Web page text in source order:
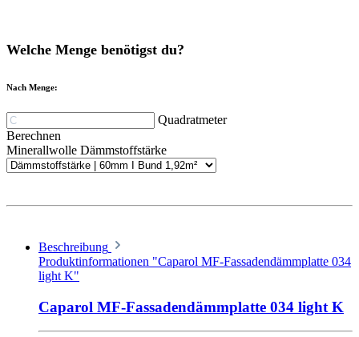
Welche Menge benötigst du?
Nach Menge:
Quadratmeter
Berechnen
Minerallwolle Dämmstoffstärke
Beschreibung
Produktinformationen "Caparol MF-Fassadendämmplatte 034
light K"
Caparol MF-Fassadendämmplatte 034 light K